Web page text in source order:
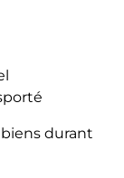
durant